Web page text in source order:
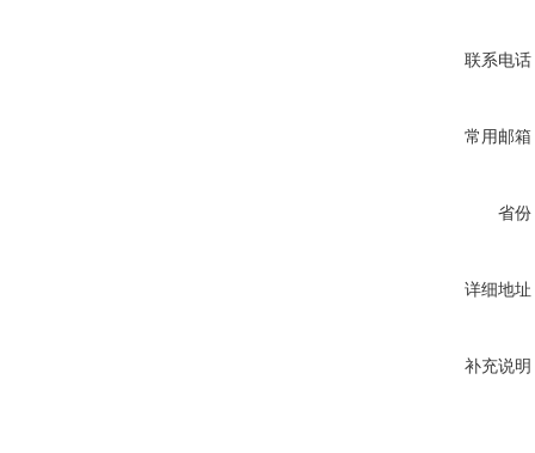
联系电话
常用邮箱
省份
详细地址
补充说明